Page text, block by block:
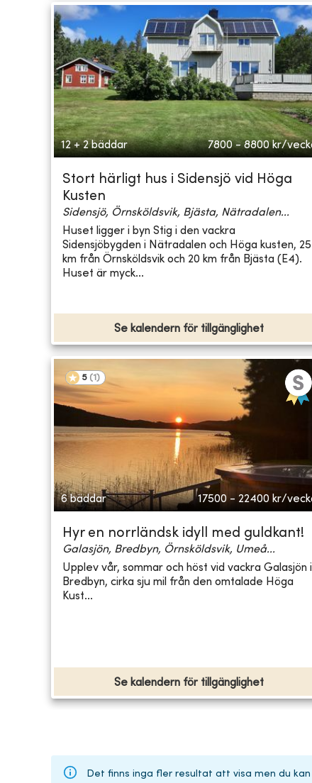
12 + 2 bäddar 7800 - 8800 kr/
Stort härligt hus i Sidensjö vid Höga
Kusten
Sidensjö, Örnsköldsvik, Bjästa, Nätradalen...
Huset ligger i byn Stig i den vackra
Sidensjöbygden i Nätradalen och Höga kusten, 25
km från Örnsköldsvik och 20 km från Bjästa (E4).
Huset är myck...
Se kalendern för tillgänglighet
5 (1 )
6 bäddar 17500 - 22400 kr/
Hyr en norrländsk idyll med guldkant!
Galasjön, Bredbyn, Örnsköldsvik, Umeå...
Upplev vår, sommar och höst vid vackra Galasjön i
Bredbyn, cirka sju mil från den omtalade Höga
Kust...
Se kalendern för tillgänglighet
Det finns inga fler resultat att visa men du